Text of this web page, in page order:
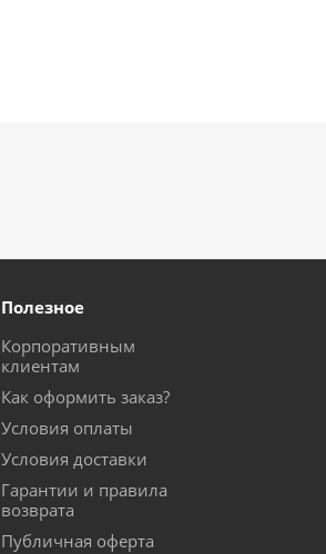
Полезное
Корпоративным
клиентам
Как оформить заказ?
Условия оплаты
Условия доставки
Гарантии и правила
возврата
Публичная оферта